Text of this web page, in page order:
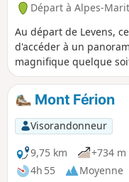
Départ à Alpes-
Au départ de Levens,
d'accéder à un
magnifique quelque
préalpes enneigées
Circuit difficile de part
dénivelé mais pas de
particulières si ce n'est
caillouteuses à déclivité
circuit peut être coupé
un bivouac a proximité
Mont Férion
Visorandonneur
9,75 km
+734 m
4h 55
Moyenne